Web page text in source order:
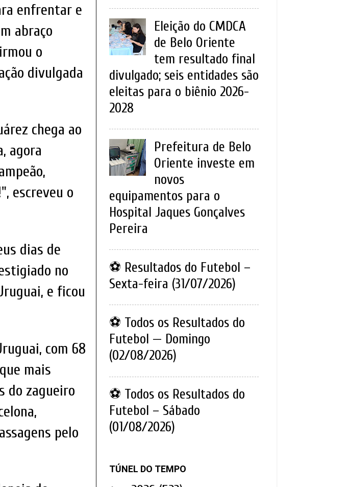
enfrentar e
abraço
o
divulgada
chega ao
agora
escreveu o
dias de
no
e ficou
com 68
mais
do zagueiro
pelo
Eleição do CMDCA
de Belo Oriente
tem resultado final
divulgado; seis entidades são
eleitas para o biênio 2026-
2028
Prefeitura de Belo
Oriente investe em
novos
equipamentos para o
Hospital Jaques Gonçalves
Pereira
⚽ Resultados do Futebol –
Sexta-feira (31/07/2026)
⚽ Todos os Resultados do
Futebol — Domingo
(02/08/2026)
⚽ Todos os Resultados do
Futebol – Sábado
(01/08/2026)
TÚNEL DO TEMPO